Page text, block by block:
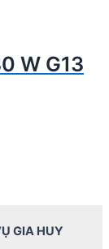
W G13
GIA HUY